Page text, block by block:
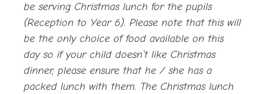
be serving Christmas lunch for the pupils
(Reception to Year 6). Please note that this will
be the only choice of food available on this
day so if your child doesn’t like Christmas
dinner, please ensure that he / she has a
packed lunch with them. The Christmas lunch